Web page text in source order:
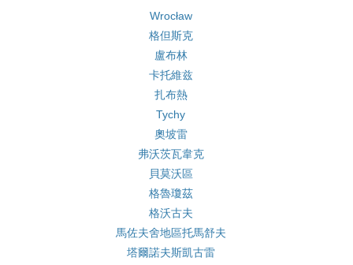
Wrocław
格但斯克
盧布林
卡托維兹
扎布熱
Tychy
奧坡雷
弗沃茨瓦韋克
貝莫沃區
格魯瓊茲
格沃古夫
馬佐夫舍地區托馬舒夫
塔爾諾夫斯凱古雷